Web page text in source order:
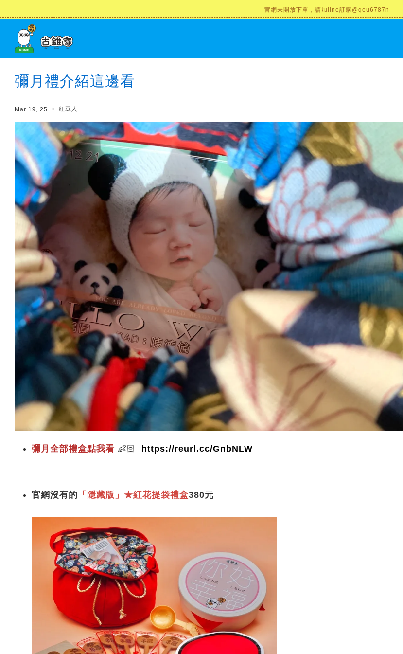
官網未開放下單，請加line訂購@qeu6787n
彌月禮介紹這邊看
Mar 19, 25 • 紅豆人
彌月全部禮盒點我看 👶🏻 https://reurl.cc/GnbNLW
官網沒有的 「隱藏版」★紅花提袋禮盒380元